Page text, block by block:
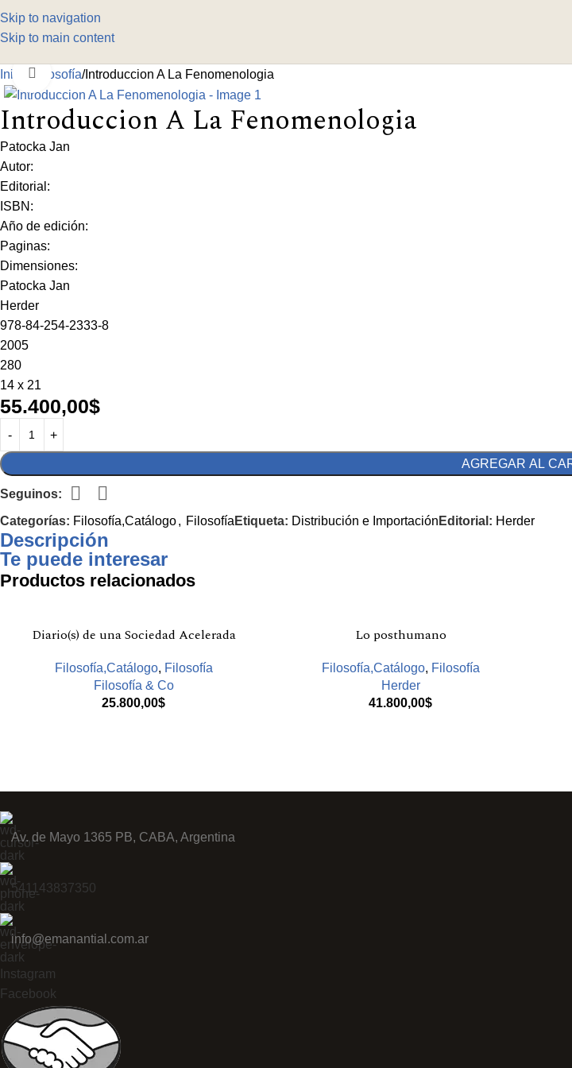
Skip to navigation
Skip to main content
Inicio Filosofía Introduccion A La Fenomenologia
Click to enlarge
Introduccion A La Fenomenologia
Patocka Jan
Autor:
Editorial:
ISBN:
Año de edición:
Paginas:
Dimensiones:
Patocka Jan
Herder
978-84-254-2333-8
2005
280
14 x 21
55.400,00$
AGREGAR AL
Seguinos:
Categorías: Filosofía,Catálogo, Filosofía Etiqueta: Distribución e Importación Editorial: Herder
Descripción
Te puede interesar
Productos relacionados
Diario(s) de una Sociedad Acelerada
Filosofía,Catálogo, Filosofía
Filosofía & Co
25.800,00$
Lo posthumano
Filosofía,Catálogo, Filosofía
Herder
41.800,00$
Av. de Mayo 1365 PB, CABA, Argentina
541143837350
info@emanantial.com.ar
Instagram
Facebook